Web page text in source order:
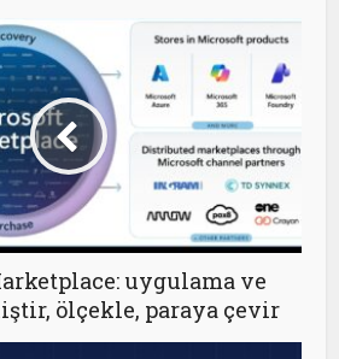
uygulama ve
ölçekle, paraya çevir